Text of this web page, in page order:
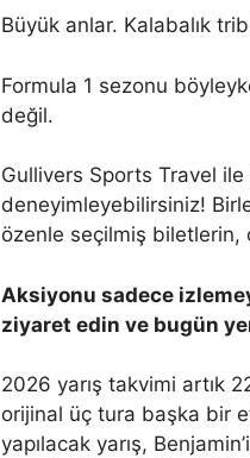
Büyük anlar. Kalabalık
Formula 1 sezonu
değil.
Gullivers Sports Travel ile
deneyimleyebilirsiniz!
özenle seçilmiş biletlerin,
Aksiyonu sadece
ziyaret edin ve bugün
2026 yarış takvimi artık
orijinal üç tura başka bir
yapılacak yarış,